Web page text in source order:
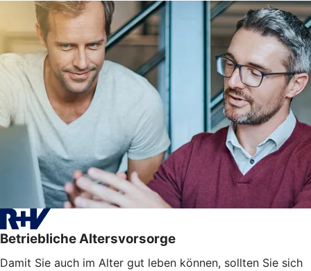
Betriebliche Altersvorsorge
Damit Sie auch im Alter gut leben können, sollten Sie sich